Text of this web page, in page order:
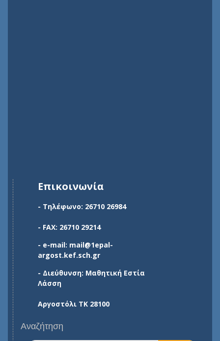
Επικοινωνία
- Τηλέφωνο: 26710 26984
- FAX: 26710 29214
- e-mail: mail@1epal-
argost.kef.sch.gr
- Διεύθυνση: Μαθητική Εστία
Λάσση
Αργοστόλι ΤΚ 28100
Αναζήτηση